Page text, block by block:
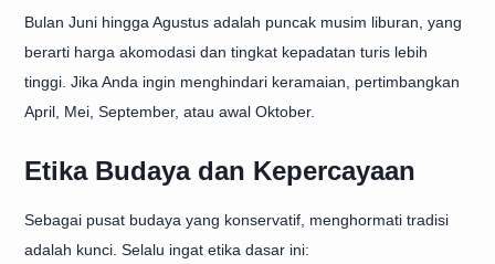
Bulan Juni hingga Agustus adalah puncak musim liburan, yang
berarti harga akomodasi dan tingkat kepadatan turis lebih
tinggi. Jika Anda ingin menghindari keramaian, pertimbangkan
April, Mei, September, atau awal Oktober.
Etika Budaya dan Kepercayaan
Sebagai pusat budaya yang konservatif, menghormati tradisi
adalah kunci. Selalu ingat etika dasar ini: